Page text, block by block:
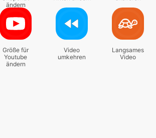
ändern
Größe für
Youtube
ändern
Video
umkehren
Langsames
Video